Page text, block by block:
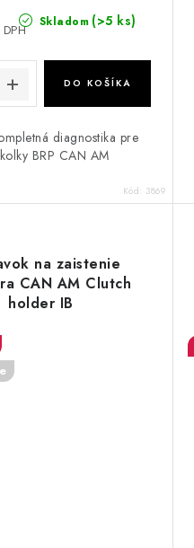
Skladom (>5 ks)
DO KOŠÍKA
diagnostika pre
BRP CAN AM
Kód: 3869
na zaistenie
CAN AM Clutch
holder IB